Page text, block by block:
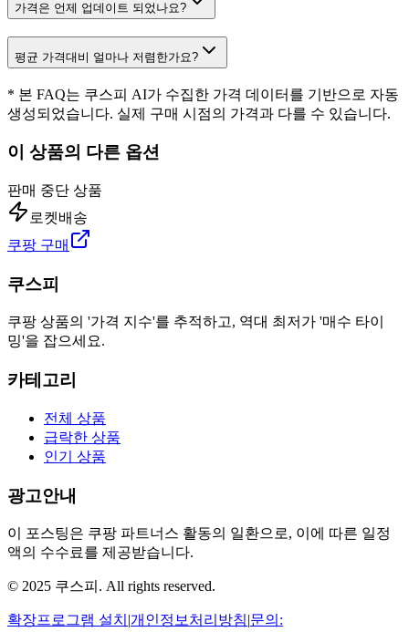
가격은 언제 업데이트 되었나요?
평균 가격대비 얼마나 저렴한가요?
* 본 FAQ는 쿠스피 AI가 수집한 가격 데이터를 기반으로 자동
생성되었습니다. 실제 구매 시점의 가격과 다를 수 있습니다.
이 상품의 다른 옵션
판매 중단 상품
로켓배송
쿠팡 구매
쿠스피
쿠팡 상품의 '가격 지수'를 추적하고, 역대 최저가 '매수 타이
밍'을 잡으세요.
카테고리
전체 상품
급락한 상품
인기 상품
광고안내
이 포스팅은 쿠팡 파트너스 활동의 일환으로, 이에 따른 일정
액의 수수료를 제공받습니다.
© 2025 쿠스피. All rights reserved.
확장프로그램 설치 |개인정보처리방침|문의: